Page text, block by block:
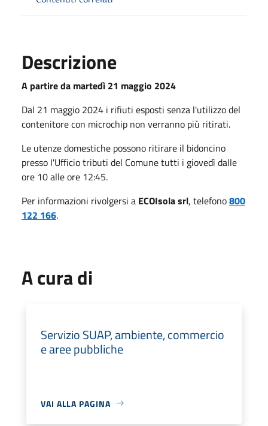
Descrizione
A partire da martedì 21 maggio 2024
Dal 21 maggio 2024 i rifiuti esposti senza l'utilizzo del
contenitore con microchip non verranno più ritirati.
Le utenze domestiche possono ritirare il bidoncino
presso l'Ufficio tributi del Comune tutti i giovedì dalle
ore 10 alle ore 12:45.
Per informazioni rivolgersi a ECOIsola srl, telefono800
122 166.
A cura di
Servizio SUAP, ambiente, commercio
e aree pubbliche
VAI ALLA PAGINA